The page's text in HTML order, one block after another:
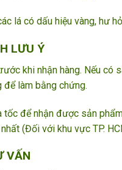
lá có dấu hiệu vàng, hư
LƯU Ý
khi nhận hàng. Nếu có
để làm bằng chứng.
để nhận được sản
(Đối với khu vực TP.
VẤN